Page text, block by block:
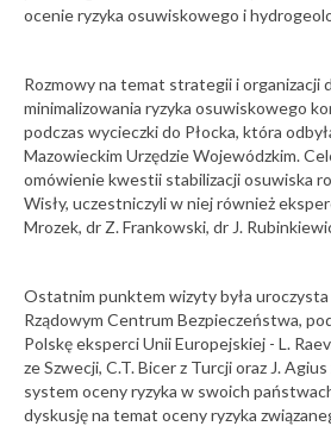
prestiżowym
zestawieniu
06-07-2026
Geologiczne
archiwum Polski.
W Leszczach
otwarto
Centralny
06-07-2026
Nowy film o
rekultywacji
terenów
pokopalnianych
Konferencje
22
luty
2026
2026
Imprezy
popularnonaukowe
POKAŻ
WSZYSTKIE
ocenie ryzyka osuwiskowego i
Rozmowy na temat strategii i organizacji
minimalizowania ryzyka osuwiskowego
podczas wycieczki do Płocka, która
Mazowieckim Urzędzie Wojewódzkim.
omówienie kwestii stabilizacji osuwiska
Wisły, uczestniczyli w niej również
Mrozek, dr Z. Frankowski, dr J.
Ostatnim punktem wizyty była
Rządowym Centrum Bezpieczeństwa,
Polskę eksperci Unii Europejskiej - L.
ze Szwecji, C.T. Bicer z Turcji oraz J.
system oceny ryzyka w swoich
dyskusję na temat oceny ryzyka